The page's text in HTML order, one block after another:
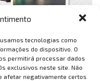
tecnologias como
do dispositivo. O
permitirá processar dados
exclusivos neste site. Não
afetar negativamente certos